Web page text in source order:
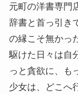
元町の洋書専門
辞書と首っ引き
の縁こそ無かっ
駆けた日々は自
っと貪欲に、も
少女は、どこへ